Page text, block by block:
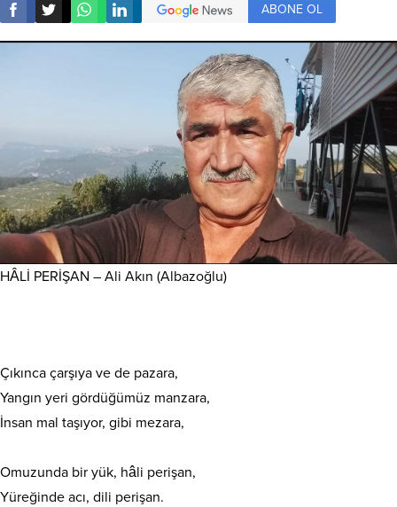
ABONE OL
HÂLİ PERİŞAN – Ali Akın (Albazoğlu)
Çıkınca çarşıya ve de pazara,
Yangın yeri gördüğümüz manzara,
İnsan mal taşıyor, gibi mezara,
Omuzunda bir yük, hâli perişan,
Yüreğinde acı, dili perişan.